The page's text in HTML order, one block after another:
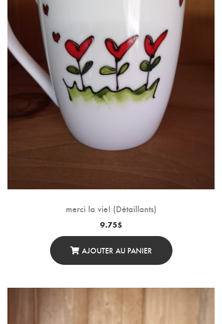
merci la vie! (Détaillants)
9.75$
AJOUTER AU PANIER